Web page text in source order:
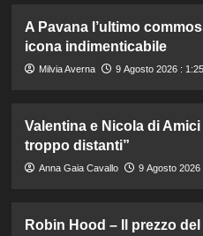
A Pavana l’ultimo
icona indimenticabile
Milvia Averna 9 Agosto 2026 : 1:25
Valentina e Nicola di
troppo distanti”
Anna Gaia Cavallo 9 Agosto 2026
Robin Hood – Il prezzo